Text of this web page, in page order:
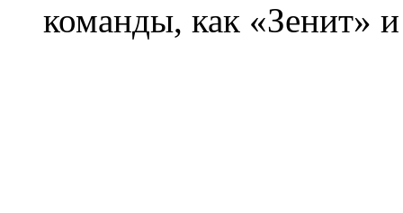
команды, как «Зенит»